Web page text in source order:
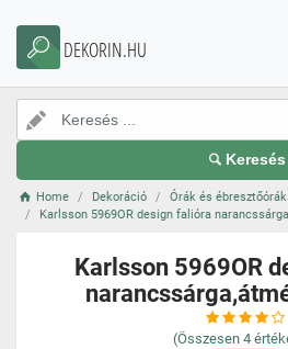
DEKORIN.HU
Keresés
Home Dekoráció Órák és ébresztőórák
Karlsson 5969OR design falióra
Karlsson 5969OR
(Összesen 4